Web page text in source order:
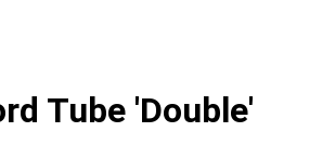
Tube 'Double'